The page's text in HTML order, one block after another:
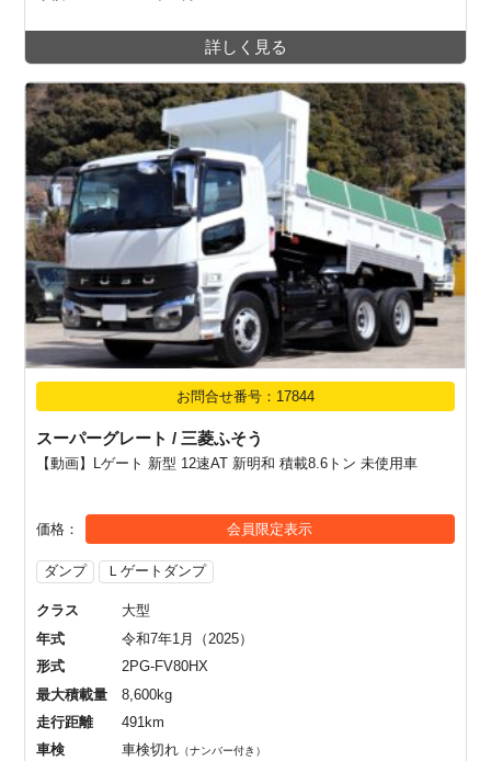
詳しく見る
お問合せ番号：17844
スーパーグレート / 三菱ふそう
【動画】Lゲート 新型 12速AT 新明和 積載8.6トン 未使用車
価格 会員限定表示
ダンプ Ｌゲートダンプ
クラス
大型
年式
令和7年1月（2025）
形式
2PG-FV80HX
最大積載量
8,600kg
走行距離
491km
車検
車検切れ （ナンバー付き）